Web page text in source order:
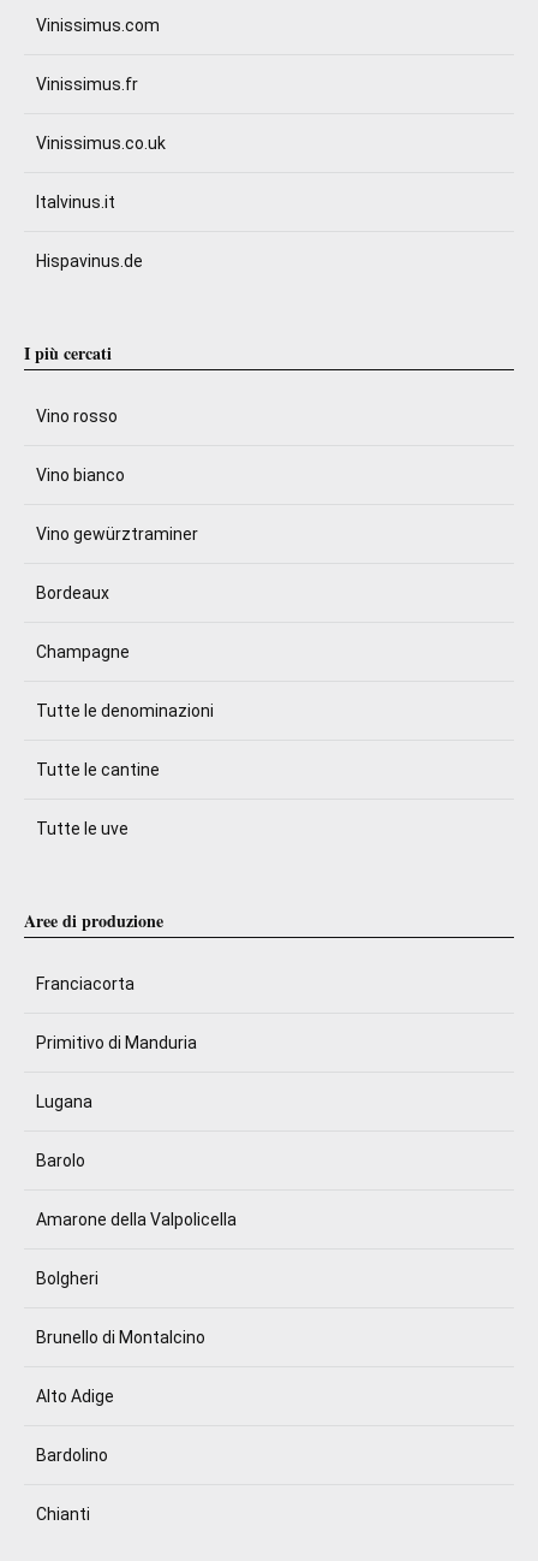
Vinissimus.com
Vinissimus.fr
Vinissimus.co.uk
Italvinus.it
Hispavinus.de
I più cercati
Vino rosso
Vino bianco
Vino gewürztraminer
Bordeaux
Champagne
Tutte le denominazioni
Tutte le cantine
Tutte le uve
Aree di produzione
Franciacorta
Primitivo di Manduria
Lugana
Barolo
Amarone della Valpolicella
Bolgheri
Brunello di Montalcino
Alto Adige
Bardolino
Chianti